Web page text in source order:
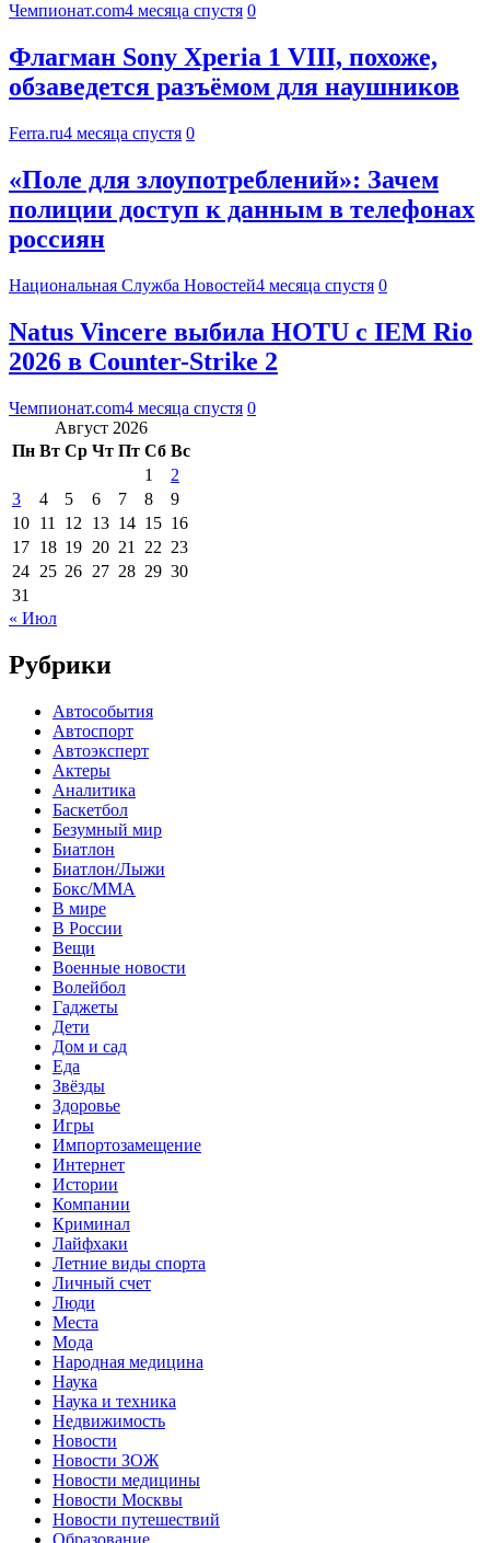
Чемпионат.com4 месяца спустя 0
Флагман Sony Xperia 1 VIII, похоже,
обзаведется разъёмом для наушников
Ferra.ru4 месяца спустя 0
«Поле для злоупотреблений»: Зачем
полиции доступ к данным в телефонах
россиян
Национальная Служба Новостей4 месяца спустя 0
Natus Vincere выбила HOTU с IEM Rio
2026 в Counter-Strike 2
Чемпионат.com4 месяца спустя 0
Август 2026
Пн Вт Ср Чт Пт Сб Вс
1
2
3
4 5 6 7 8
9
10 11 12 13 14 15 16
17 18 19 20 21 22 23
24 25 26 27 28 29 30
31
« Июл
Рубрики
Автособытия
Автоспорт
Автоэксперт
Актеры
Аналитика
Баскетбол
Безумный мир
Биатлон
Биатлон/Лыжи
Бокс/MMA
В мире
В России
Вещи
Военные новости
Волейбол
Гаджеты
Дети
Дом и сад
Еда
Звёзды
Здоровье
Игры
Импортозамещение
Интернет
Истории
Компании
Криминал
Лайфхаки
Летние виды спорта
Личный счет
Люди
Места
Мода
Народная медицина
Наука
Наука и техника
Недвижимость
Новости
Новости ЗОЖ
Новости медицины
Новости Москвы
Новости путешествий
Образование